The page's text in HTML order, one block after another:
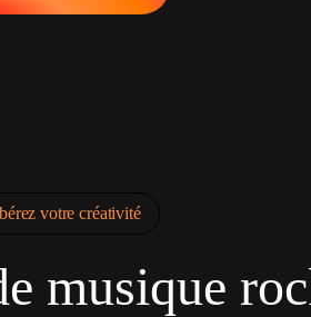
votre créativité
musique